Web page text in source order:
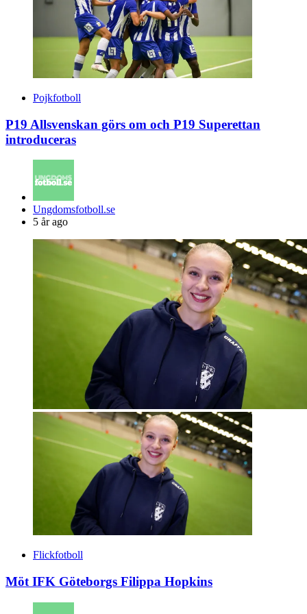
Pojkfotboll
P19 Allsvenskan görs om och P19 Superettan
introduceras
Posted
by
Ungdomsfotboll.se
5 år ago
Flickfotboll
Möt IFK Göteborgs Filippa Hopkins